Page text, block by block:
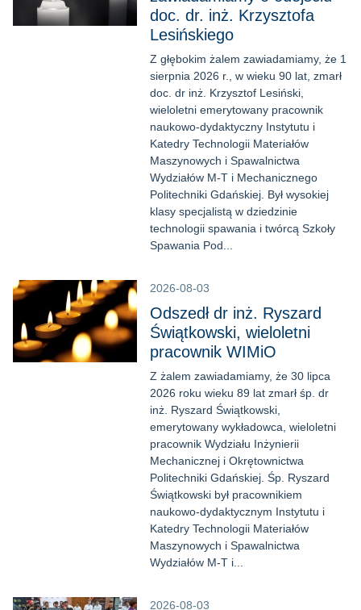
doc. dr. inż. Krzysztofa
Lesińskiego
Z głębokim żalem zawiadamiamy, że 1
sierpnia 2026 r., w wieku 90 lat, zmarł
doc. dr inż. Krzysztof Lesiński,
wieloletni emerytowany pracownik
naukowo-dydaktyczny Instytutu i
Katedry Technologii Materiałów
Maszynowych i Spawalnictwa
Wydziałów M-T i Mechanicznego
Politechniki Gdańskiej. Był wysokiej
klasy specjalistą w dziedzinie
technologii spawania i twórcą Szkoły
Spawania Pod...
2026-08-03
Odszedł dr inż. Ryszard
Świątkowski, wieloletni
pracownik WIMiO
Z żalem zawiadamiamy, że 30 lipca
2026 roku wieku 89 lat zmarł śp. ​dr
inż. Ryszard Świątkowski,
emerytowany wykładowca, wieloletni
pracownik Wydziału Inżynierii
Mechanicznej i Okrętownictwa
Politechniki Gdańskiej. ​ Śp. Ryszard
Świątkowski był pracownikiem
naukowo-dydaktycznym Instytutu i
Katedry Technologii Materiałów
Maszynowych i Spawalnictwa
Wydziałów M-T i...
2026-08-03